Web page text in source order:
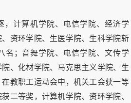
，计算机学院、电信学院、经济学
资环学院、生医学院、生科学院斩
名；音舞学院、电信学院、文传学
、化材学院、马克思主义学院、生
教职工运动会中，机关工会获一等
二等奖，计算机学院、资环学院、